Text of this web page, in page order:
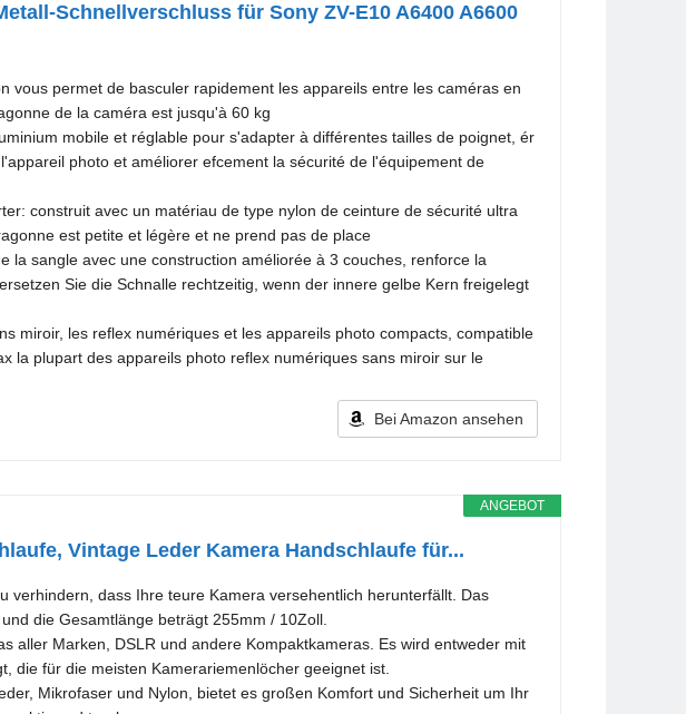
Schnellverschluss für Sony ZV-E10 A6400 A6600
vous permet de basculer rapidement les appareils entre les caméras en
de la caméra est jusqu'à 60 kg
mobile et réglable pour s'adapter à différentes tailles de poignet, ér
photo et améliorer efcement la sécurité de l'équipement de
construit avec un matériau de type nylon de ceinture de sécurité ultra
est petite et légère et ne prend pas de place
la sangle avec une construction améliorée à 3 couches, renforce la
Sie die Schnalle rechtzeitig, wenn der innere gelbe Kern freigelegt
miroir, les reflex numériques et les appareils photo compacts, compatible
la plupart des appareils photo reflex numériques sans miroir sur le
Bei Amazon ansehen
ANGEBOT
Vintage Leder Kamera Handschlaufe für...
verhindern, dass Ihre teure Kamera versehentlich herunterfällt. Das
die Gesamtlänge beträgt 255mm / 10Zoll.
aller Marken, DSLR und andere Kompaktkameras. Es wird entweder mit
die für die meisten Kamerariemenlöcher geeignet ist.
Mikrofaser und Nylon, bietet es großen Komfort und Sicherheit um Ihr